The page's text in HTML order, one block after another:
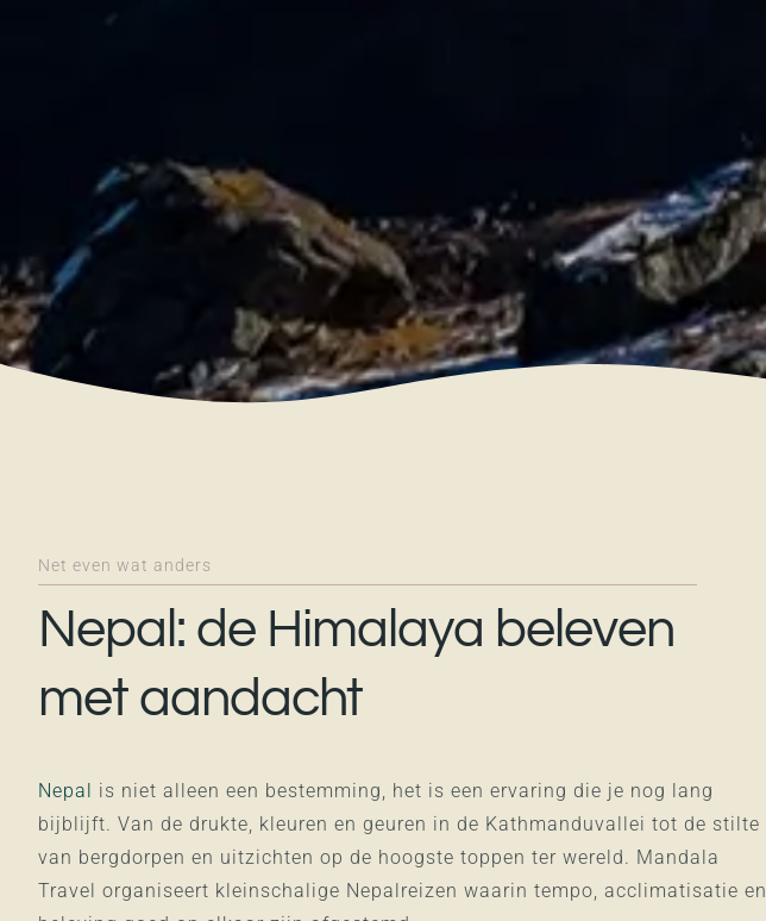
Net even wat anders
Nepal: de Himalaya beleven
met aandacht
Nepal is niet alleen een bestemming, het is een ervaring die je nog lang
bijblijft. Van de drukte, kleuren en geuren in de Kathmanduvallei tot de stilte
van bergdorpen en uitzichten op de hoogste toppen ter wereld. Mandala
Travel organiseert kleinschalige Nepalreizen waarin tempo, acclimatisatie en